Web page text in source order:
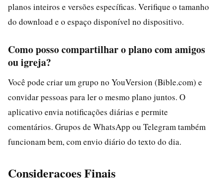
planos inteiros e versões específicas. Verifique o tamanho
do download e o espaço disponível no dispositivo.
Como posso compartilhar o plano com amigos
ou igreja?
Você pode criar um grupo no YouVersion (Bible.com) e
convidar pessoas para ler o mesmo plano juntos. O
aplicativo envia notificações diárias e permite
comentários. Grupos de WhatsApp ou Telegram também
funcionam bem, com envio diário do texto do dia.
Consideracoes Finais